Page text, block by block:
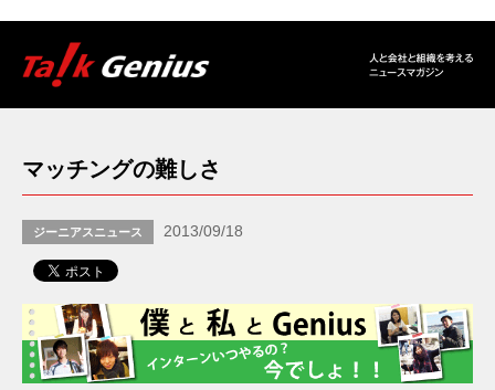
マッチングの難しさ
ジーニアスニュース 2013/09/18